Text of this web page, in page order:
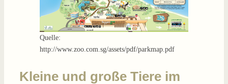
Quelle:
http://www.zoo.com.sg/assets/pdf/parkmap.pdf
Kleine und große Tiere im